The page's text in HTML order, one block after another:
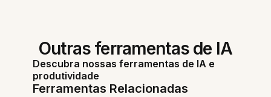
Outras ferramentas de IA
Descubra nossas ferramentas de IA e
produtividade
Ferramentas Relacionadas